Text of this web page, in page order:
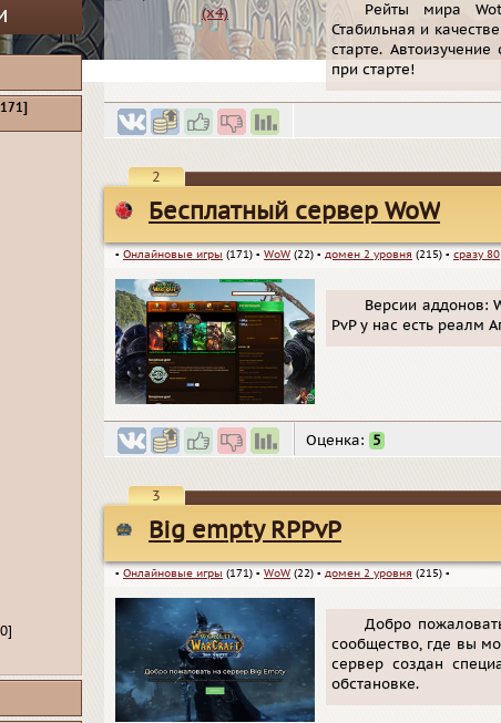
Рейты мира
Стабильная и
старте.
при старте!
2
Бесплатный сервер WoW
▪ Онлайновые игры (171) ▪ WoW (22) ▪ домен 2 уровня (215) ▪ сразу 80
Версии аддонов:
PvP у нас есть реалм
Оценка: 5
3
Big empty RPPvP
▪ Онлайновые игры (171) ▪ WoW (22) ▪ домен 2 уровня (215) ▪
Добро
сообщество, где вы
сервер создан
обстановке.